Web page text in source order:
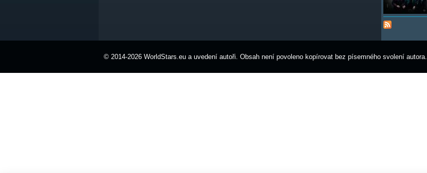
© 2014-2026 WorldStars.eu a uvedení autoři. Obsah není povoleno kopírovat bez písemného svolení autora.